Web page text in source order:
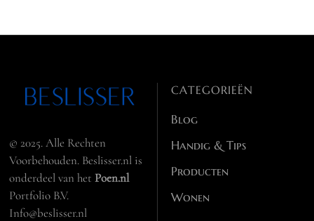
© 2025. Alle Rechten
Voorbehouden. Beslisser.nl is
onderdeel van hetPoen.nl
Portfolio B.V.
Info@beslisser.nl
CATEGORIEËN
Blog
Handig & Tips
Producten
Wonen